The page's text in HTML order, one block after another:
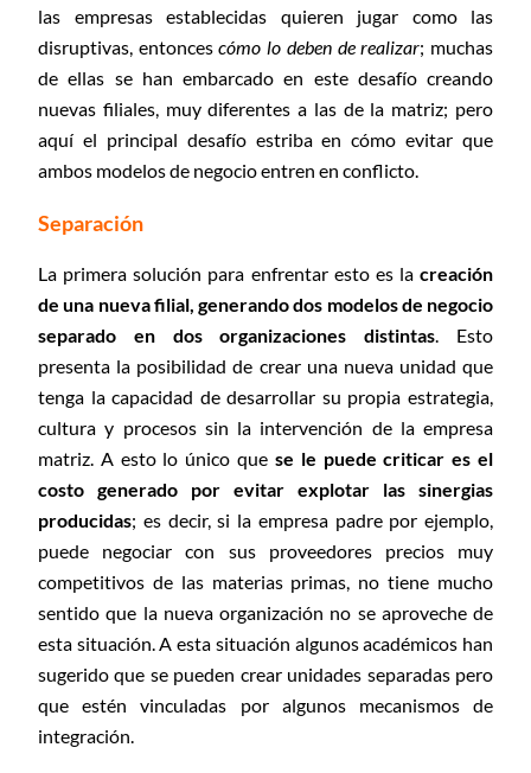
las empresas establecidas quieren jugar como las
disruptivas, entoncescómo lo deben de realizar; muchas
de ellas se han embarcado en este desafío creando
nuevas filiales, muy diferentes a las de la matriz; pero
aquí el principal desafío estriba en cómo evitar que
ambos modelos de negocio entren en conflicto.
Separación
La primera solución para enfrentar esto es la creación
de una nueva filial, generando dos modelos de negocio
separado en dos organizaciones distintas. Esto
presenta la posibilidad de crear una nueva unidad que
tenga la capacidad de desarrollar su propia estrategia,
cultura y procesos sin la intervención de la empresa
matriz. A esto lo único que se le puede criticar es el
costo generado por evitar explotar las sinergias
producidas; es decir, si la empresa padre por ejemplo,
puede negociar con sus proveedores precios muy
competitivos de las materias primas, no tiene mucho
sentido que la nueva organización no se aproveche de
esta situación. A esta situación algunos académicos han
sugerido que se pueden crear unidades separadas pero
que estén vinculadas por algunos mecanismos de
integración.